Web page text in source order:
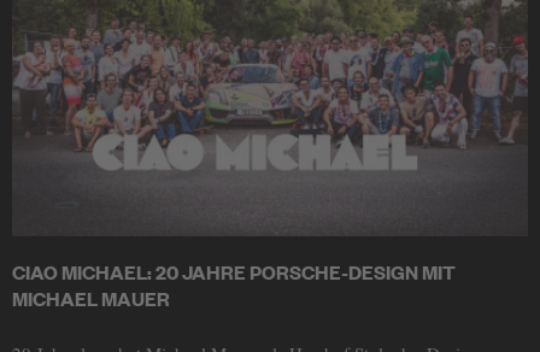
CIAO MICHAEL: 20 JAHRE PORSCHE-DESIGN MIT
MICHAEL MAUER